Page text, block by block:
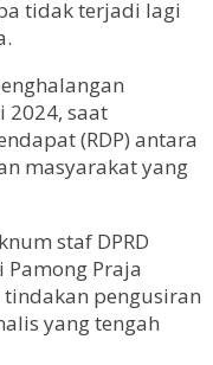
tidak terjadi lagi
2024, saat
(RDP) antara
masyarakat yang
staf DPRD
Praja
pengusiran
yang tengah